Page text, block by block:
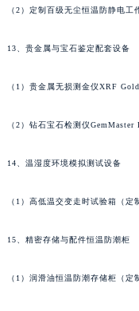
（2）定制百级无尘恒温防静电工
13、贵金属与宝石鉴定配套设备
（1）贵金属无损测金仪XRF
（2）钻石宝石检测仪
14、温湿度环境模拟测试设备
（1）高低温交变走时试验箱（
15、精密存储与配件恒温防潮柜
（1）润滑油恒温防潮存储柜（定